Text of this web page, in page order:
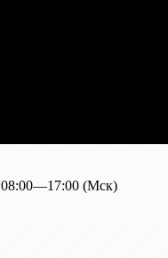
08:00—17:00 (Мск)